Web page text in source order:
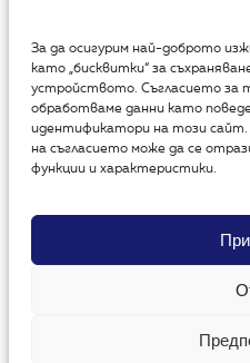
За да осигурим най-доброто
като „бисквитки“ за
устройството. Съгласието за
обработваме данни като
идентификатори на този
на съгласието може да се
функции и характеристики.
+359 2 9438273|+359 2
Запитване за зали: +359 88
Абонирай се за нашия
И
е
л
Съгласен съм с